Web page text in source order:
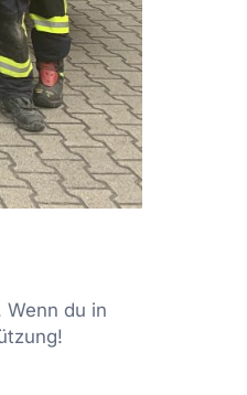
du in